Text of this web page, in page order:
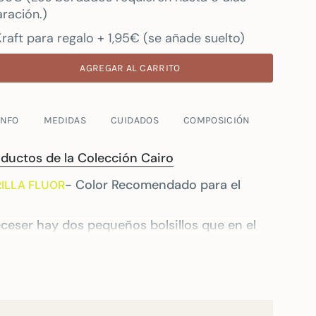
para regalo + 1,95€ (se añade suelto)
AGREGAR AL CARRITO
MEDIDAS CUIDADOS COMPOSICIÓN
de la Colección Cairo
FLUOR- Color Recomendado para el
hay dos pequeños bolsillos que en el